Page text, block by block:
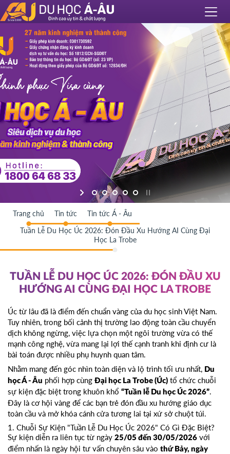
Trang chủ Tin tức Tin tức Á - Âu
Tuần Lễ Du Học Úc 2026: Đón Đầu Xu Hướng AI Cùng Đại
Học La Trobe
TUẦN LỄ DU HỌC ÚC 2026: ĐÓN ĐẦU XU
HƯỚNG AI CÙNG ĐẠI HỌC LA TROBE
Úc từ lâu đã là điểm đến chuẩn vàng của du học sinh Việt Nam.
Tuy nhiên, trong bối cảnh thị trường lao động toàn cầu chuyển
dịch không ngừng, việc lựa chọn một ngôi trường vừa có thế
mạnh công nghệ, vừa mang lại lợi thế cạnh tranh khi định cư là
bài toán được nhiều phụ huynh quan tâm.
Nhằm mang đến góc nhìn toàn diện và lộ trình tối ưu nhất, Du
học Á - Âu phối hợp cùng Đại học La Trobe (Úc) tổ chức chuỗi
sự kiện đặc biệt trong khuôn khổ “Tuần lễ Du học Úc 2026”.
Đây là cơ hội vàng để các bạn trẻ đón đầu xu hướng giáo dục
toàn cầu và mở khóa cánh cửa tương lai tại xứ sở chuột túi.
1. Chuỗi Sự Kiện "Tuần Lễ Du Học Úc 2026" Có Gì Đặc Biệt?
Sự kiện diễn ra liên tục từ ngày 25/05 đến 30/05/2026 với
điểm nhấn là ngày hội tư vấn chuyên sâu vào thứ Bảy, ngày